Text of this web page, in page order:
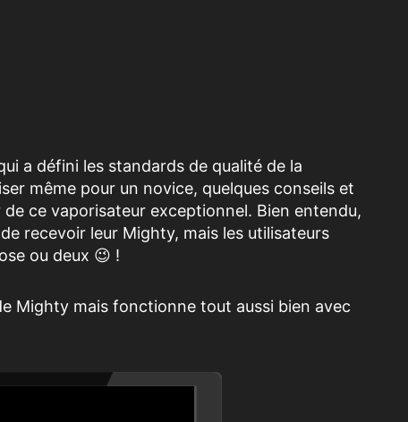
a défini les standards de qualité de la
même pour un novice, quelques conseils et
ce vaporisateur exceptionnel. Bien entendu,
recevoir leur Mighty, mais les utilisateurs
ou deux 😉 !
Mighty mais fonctionne tout aussi bien avec